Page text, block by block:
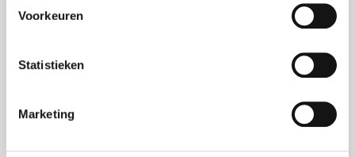
Voorkeuren
Statistieken
Marketing
wagens die het afgelopen jaar bij ons op onderhoud
zijn geweest, kunnen in geval van pech (immobilisatie)
Assistance
VOLVO ASSISTANCE bellen
MEER weten over volvo Assistance?